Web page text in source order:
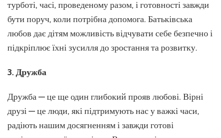
турботі, часі, проведеному разом, і готовності завжди
бути поруч, коли потрібна допомога. Батьківська
любов дає дітям можливість відчувати себе безпечно і
підкріплює їхні зусилля до зростання та розвитку.
3. Дружба
Дружба — це ще один глибокий прояв любові. Вірні
друзі — це люди, які підтримують нас у важкі часи,
радіють нашим досягненням і завжди готові